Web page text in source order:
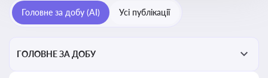
Головне за добу (AI) Усі публікації
ГОЛОВНЕ ЗА ДОБУ